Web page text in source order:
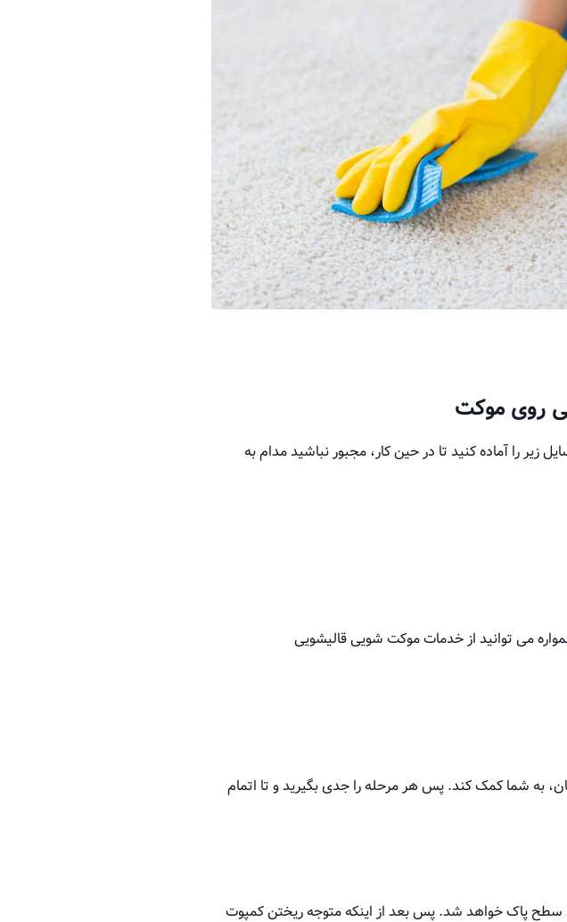
روی موکت
را آماده کنید تا در حین کار، مجبور نباشید مدام به
می توانید از خدمات موکت شویی قالیشویی
به شما کمک کند. پس هر مرحله را جدی بگیرید و تا اتمام
سطح پاک خواهد شد. پس بعد از اینکه متوجه ریختن کمپوت